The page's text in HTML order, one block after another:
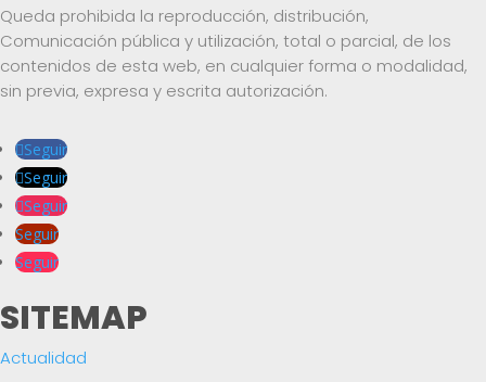
Queda prohibida la reproducción, distribución,
Comunicación pública y utilización, total o parcial, de los
contenidos de esta web, en cualquier forma o modalidad,
sin previa, expresa y escrita autorización.
Seguir
Seguir
Seguir
Seguir
Seguir
SITEMAP
Actualidad